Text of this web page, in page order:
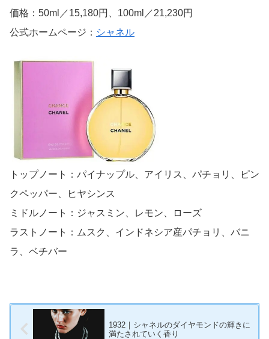
価格：50ml／15,180円、100ml／21,230円
公式ホームページ： シャネル
トップノート：パイナップル、アイリス、パチョリ、ピン
クペッパー、ヒヤシンス
ミドルノート：ジャスミン、レモン、ローズ
ラストノート：ムスク、インドネシア産パチョリ、バニ
ラ、ベチバー
1932｜シャネルのダイヤモンドの輝きに
満たされていく香り